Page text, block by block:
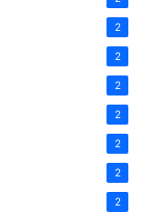
2
2
2
2
2
2
2